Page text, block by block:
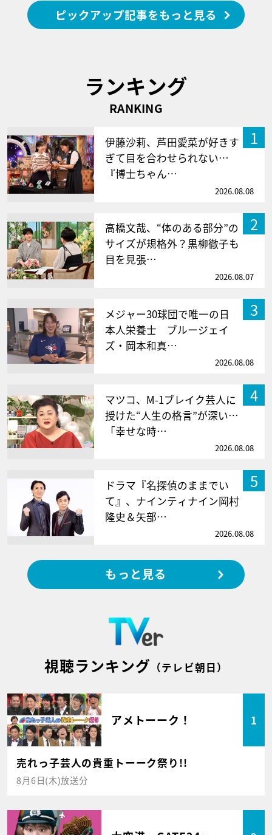
ピックアップ記事をもっと見る
ランキング
RANKING
1
伊藤沙莉、芦田愛菜が好きす
ぎて目を合わせられない…
『博士ちゃん…
2026.08.08
2
高橋文哉、“体のある部分”の
サイズが規格外？黒柳徹子も
目を見張…
2026.08.07
3
メジャー30球団で唯一の日
本人栄養士 ブルージェイ
ズ・岡本和真…
2026.08.08
4
マツコ、M-1ブレイク芸人に
授けた“人生の格言”が深い…
「幸せな時…
2026.08.08
5
ドラマ『名探偵のままでい
て』、ナインティナイン岡村
隆史＆矢部…
2026.08.08
もっと見る
視聴ランキング （テレビ朝日）
アメトーーク！ 1
売れっ子芸人の貴重トーーク祭り!!
8月6日(木)放送分